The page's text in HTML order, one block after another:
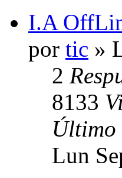
I.A
por tic »
2
8133
Último
Lun